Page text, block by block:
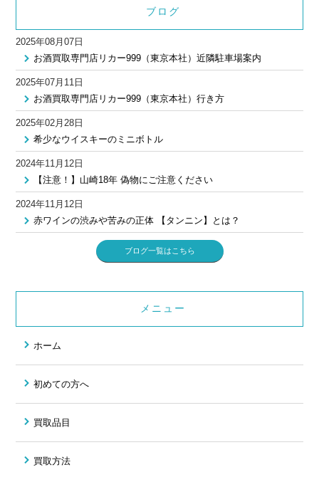
ブログ
2025年08月07日
お酒買取専門店リカー999（東京本社）近隣駐車場案内
2025年07月11日
お酒買取専門店リカー999（東京本社）行き方
2025年02月28日
希少なウイスキーのミニボトル
2024年11月12日
【注意！】山崎18年 偽物にご注意ください
2024年11月12日
赤ワインの渋みや苦みの正体 【タンニン】とは？
ブログ一覧はこちら
メニュー
ホーム
初めての方へ
買取品目
買取方法